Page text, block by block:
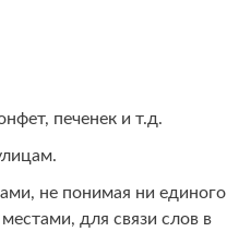
печенек и т.д.
не понимая ни eдиного
для связи слов в